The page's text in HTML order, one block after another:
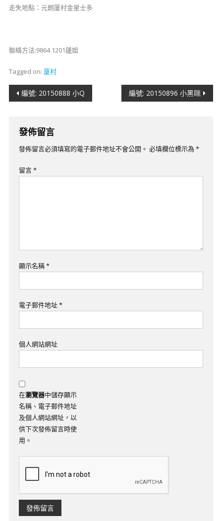
走失地點：元朗厦村金星士多
聯絡方法:9864 1201蓮姐
Tagged on: 厦村
文
導
覽
編號: 20150888 小Q ​編號: 20150896 小黑咪
發佈留言
發佈留言必須填寫的電子郵件地址不會公開。 必填欄位標示為 *
留言*
顯示名稱*
電子郵件地址*
個人網站網址
在瀏覽器中儲存顯示
名稱、電子郵件地址
及個人網站網址，以
供下次發佈留言時使
用。